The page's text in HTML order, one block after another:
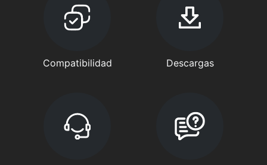
Compatibilidad Descargas